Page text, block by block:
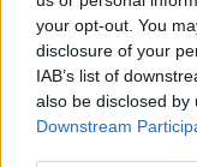
your opt-out. You
disclosure of your
IAB’s list of
also be disclosed
Downstream